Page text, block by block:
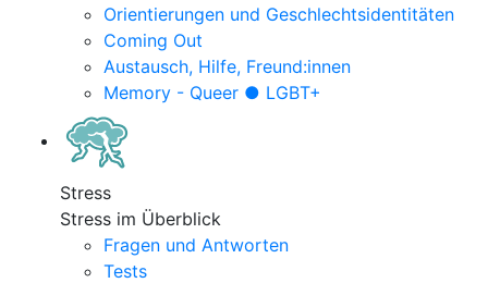
Orientierungen und Geschlechtsidentitäten
Coming Out
Austausch, Hilfe, Freund:innen
Memory - Queer ● LGBT+
Stress
Stress im Überblick
Fragen und Antworten
Tests